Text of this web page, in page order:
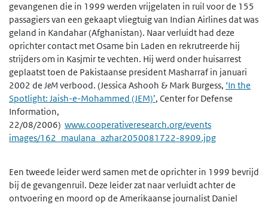
gevangenen die in 1999 werden vrijgelaten in ruil voor de 155
passagiers van een gekaapt vliegtuig van Indian Airlines dat was
geland in Kandahar (Afghanistan). Naar verluidt had deze
oprichter contact met Osame bin Laden en rekrutreerde hij
strijders om in Kasjmir te vechten. Hij werd onder huisarrest
geplaatst toen de Pakistaanse president Masharraf in januari
2002 de JeM verbood. (Jessica Ashooh & Mark Burgess, ‘In the
Spotlight: Jaish-e-Mohammed (JEM)’, Center for Defense
Information,
22/08/2006) www.cooperativeresearch.org/events
images/162_maulana_azhar2050081722-8909.jpg
Een tweede leider werd samen met de oprichter in 1999 bevrijd
bij de gevangenruil. Deze leider zat naar verluidt achter de
ontvoering en moord op de Amerikaanse journalist Daniel